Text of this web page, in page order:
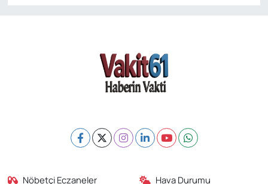
Nöbetçi Eczaneler Hava Durumu